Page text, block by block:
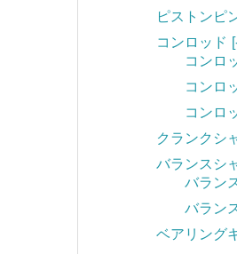
ピストンピ
コンロッド
コンロ
コンロ
コンロ
クランクシ
バランスシ
バラン
バラン
ベアリング